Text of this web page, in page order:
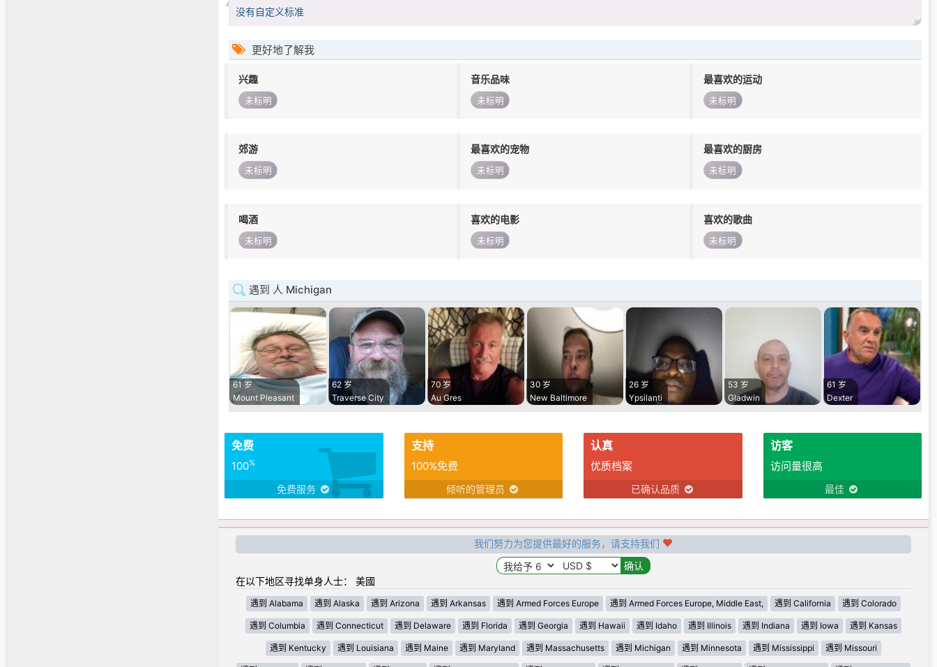
没有自定义标准
更好地了解我
兴趣
未标明
音乐品味
未标明
最喜欢的运动
未标明
郊游
未标明
最喜欢的宠物
未标明
最喜欢的厨房
未标明
喝酒
未标明
喜欢的电影
未标明
喜欢的歌曲
未标明
遇到 人 Michigan
61 岁
Mount Pleasant
62 岁
Traverse City
70 岁
Au Gres
30 岁
New Baltimore
26 岁
Ypsilanti
53 岁
Gladwin
61 岁
Dexter
免费
100%
免费服务
支持
100%免费
倾听的管理员
认真
优质档案
已确认品质
访客
访问量很高
最佳
我们努力为您提供最好的服务，请支持我们
在以下地区寻找单身人士： 美國
遇到 Alabama 遇到 Alaska 遇到 Arizona 遇到 Arkansas 遇到 Armed Forces Europe 遇到 Armed Forces Europe, Middle East, 遇到 California 遇到 Colorado
遇到 Columbia 遇到 Connecticut 遇到 Delaware 遇到 Florida 遇到 Georgia 遇到 Hawaii 遇到 Idaho 遇到 Illinois 遇到 Indiana 遇到 Iowa 遇到 Kansas
遇到 Kentucky 遇到 Louisiana 遇到 Maine 遇到 Maryland 遇到 Massachusetts 遇到 Michigan 遇到 Minnesota 遇到 Mississippi 遇到 Missouri